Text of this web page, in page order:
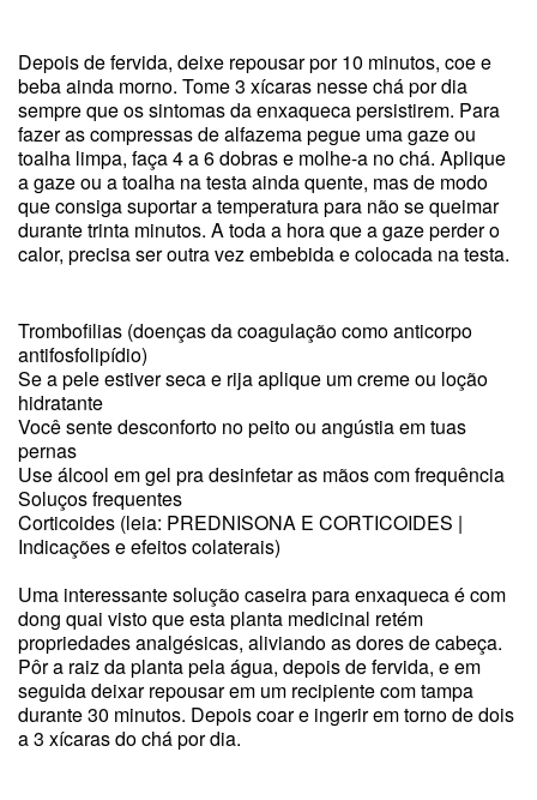
Depois de fervida, deixe repousar por 10 minutos, coe e
beba ainda morno. Tome 3 xícaras nesse chá por dia
sempre que os sintomas da enxaqueca persistirem. Para
fazer as compressas de alfazema pegue uma gaze ou
toalha limpa, faça 4 a 6 dobras e molhe-a no chá. Aplique
a gaze ou a toalha na testa ainda quente, mas de modo
que consiga suportar a temperatura para não se queimar
durante trinta minutos. A toda a hora que a gaze perder o
calor, precisa ser outra vez embebida e colocada na testa.
Trombofilias (doenças da coagulação como anticorpo
antifosfolipídio)
Se a pele estiver seca e rija aplique um creme ou loção
hidratante
Você sente desconforto no peito ou angústia em tuas
pernas
Use álcool em gel pra desinfetar as mãos com frequência
Soluços frequentes
Corticoides (leia: PREDNISONA E CORTICOIDES |
Indicações e efeitos colaterais)
Uma interessante solução caseira para enxaqueca é com
dong quai visto que esta planta medicinal retém
propriedades analgésicas, aliviando as dores de cabeça.
Pôr a raiz da planta pela água, depois de fervida, e em
seguida deixar repousar em um recipiente com tampa
durante 30 minutos. Depois coar e ingerir em torno de dois
a 3 xícaras do chá por dia.